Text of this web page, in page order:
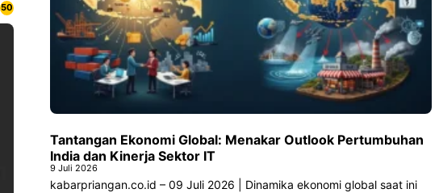
Tantangan Ekonomi Global: Menakar Outlook Pertumbuhan
India dan Kinerja Sektor IT
9 Juli 2026
kabarpriangan.co.id – 09 Juli 2026 | Dinamika ekonomi global saat ini
50